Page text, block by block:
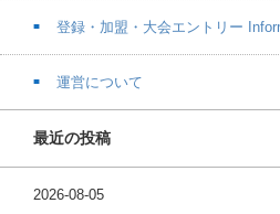
登録・加盟・大会エントリー
運営について
最近の投稿
2026-08-05